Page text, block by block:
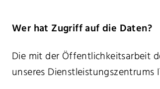
Wer hat Zugriff auf die Daten?
Die mit der Öffentlichkeitsarbeit
unseres